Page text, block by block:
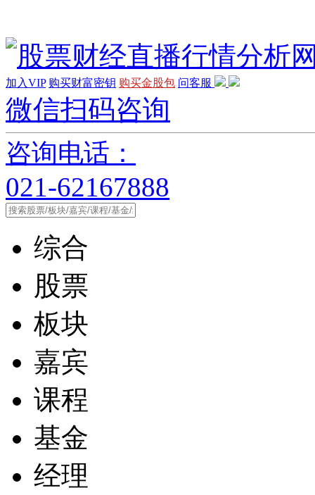
加入VIP 购买财富密钥 购买金股包 问客服
微信扫码咨询
咨询电话：
021-62167888
综合
股票
板块
嘉宾
课程
基金
经理